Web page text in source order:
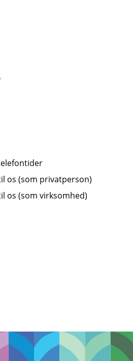
os (som privatperson)
os (som virksomhed)